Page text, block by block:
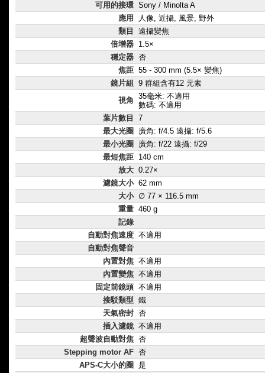
可用的接環 Sony / Minolta A
應用
人像, 近攝, 風景, 野外
類目
遠攝變焦
倍增器 1.5×
穩定器 否
焦距 55 - 300 mm (5.5× 變焦)
鏡片組
9 群組含有12 元素
視角 35毫米: 不適用
數碼: 不適用
葉片數目
7
最大光圈
廣角: f/4.5 遠攝: f/5.6
最小光圈
廣角: f/22 遠攝: f/29
最短焦距 140 cm
放大 0.27×
濾鏡大小 62 mm
大小 ∅ 77 × 116.5 mm
重量 460 g
記錄
自動對焦速度 不適用
自動對焦聲音
內置對焦 不適用
內置變焦 不適用
固定前鏡頭 不適用
接駁類型 鐵
天氣密封 否
插入濾鏡 不適用
超聲波自動對焦 否
Stepping motor AF 否
APS-C大小的圈
是